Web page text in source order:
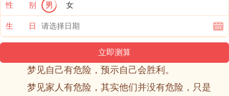
性 别 男 女
生 日
梦见自己有危险，预示自己会胜利。
梦见家人有危险，其实他们并没有危险，只是